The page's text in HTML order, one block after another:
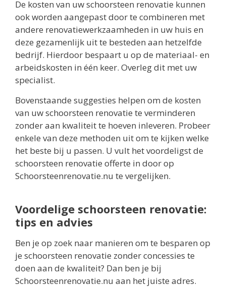
De kosten van uw schoorsteen renovatie kunnen
ook worden aangepast door te combineren met
andere renovatiewerkzaamheden in uw huis en
deze gezamenlijk uit te besteden aan hetzelfde
bedrijf. Hierdoor bespaart u op de materiaal- en
arbeidskosten in één keer. Overleg dit met uw
specialist.
Bovenstaande suggesties helpen om de kosten
van uw schoorsteen renovatie te verminderen
zonder aan kwaliteit te hoeven inleveren. Probeer
enkele van deze methoden uit om te kijken welke
het beste bij u passen. U vult het voordeligst de
schoorsteen renovatie offerte in door op
Schoorsteenrenovatie.nu te vergelijken.
Voordelige schoorsteen renovatie:
tips en advies
Ben je op zoek naar manieren om te besparen op
je schoorsteen renovatie zonder concessies te
doen aan de kwaliteit? Dan ben je bij
Schoorsteenrenovatie.nu aan het juiste adres.